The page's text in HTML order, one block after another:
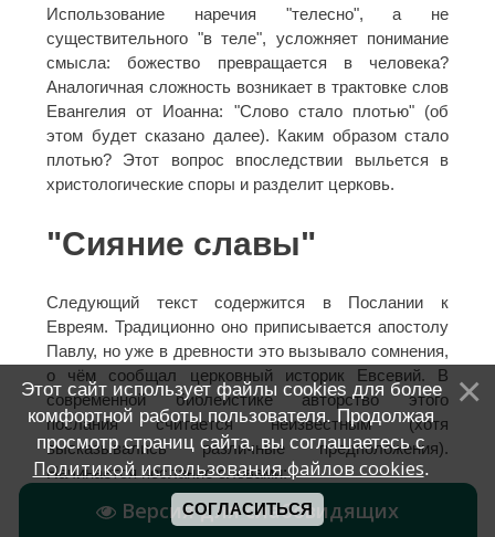
Версия для слабовидящих
Использование наречия "телесно", а не
существительного "в теле", усложняет понимание
смысла: божество превращается в человека?
Аналогичная сложность возникает в трактовке слов
Евангелия от Иоанна: "Слово стало плотью" (об
этом будет сказано далее). Каким образом стало
плотью? Этот вопрос впоследствии выльется в
христологические споры и разделит церковь.
"Сияние славы"
Следующий текст содержится в Послании к
Евреям. Традиционно оно приписывается апостолу
Павлу, но уже в древности это вызывало сомнения,
о чём сообщал церковный историк Евсевий. В
современной библеистике авторство этого
послания считается неизвестным (хотя
высказывались различные предположения).
Начинается послание словами:
"Бог, многократно и многообразно
Этот сайт использует файлы cookies для более
комфортной работы пользователя. Продолжая
просмотр страниц сайта, вы соглашаетесь с
Политикой использования файлов cookies.
СОГЛАСИТЬСЯ